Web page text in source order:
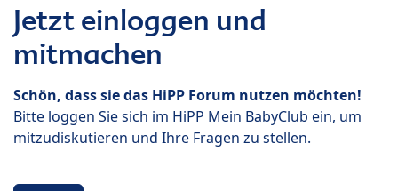
Jetzt einloggen und
mitmachen
Schön, dass sie das HiPP Forum nutzen möchten!
Bitte loggen Sie sich im HiPP Mein BabyClub ein, um
mitzudiskutieren und Ihre Fragen zu stellen.